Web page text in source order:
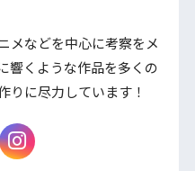
メなどを中心に考察をメ
響くような作品を多くの
りに尽力しています！